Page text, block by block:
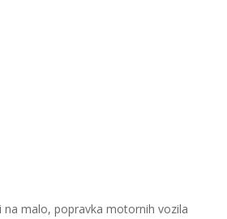
na malo, popravka motornih vozila